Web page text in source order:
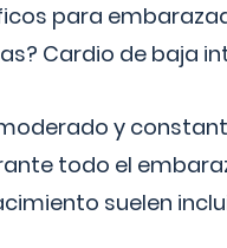
para
Cardio de baja
y
todo el
suelen